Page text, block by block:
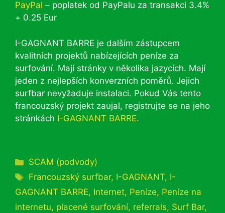
PayPal – poplatek od PayPalu za transakci 3.4%
+ 0.25 Eur
I-GAGNANT BARRE je dalším zástupcem
kvalitních projektů nabízejících peníze za
surfování. Mají stránky v několika jazycích. Mají
jeden z nejlepších konverzních poměrů. Jejich
surfbar nevyžaduje instalaci. Pokud Vás tento
francouzský projekt zaujal, registrujte se na jeho
stránkách I-GAGNANT BARRE.
Rubriky
SCAM (podvody)
Štítky
Francouzský surfbar, I-GAGNANT, I-
GAGNANT BARRE, Internet, Peníze, Peníze na
internetu, placené surfování, referrals, Surf Bar,